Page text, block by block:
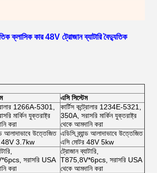
ক্লাসিক কার 48V ট্রোজান ব্যাটারি বৈদ্যুতিক
এসি সিস্টেম
1266A-5301,
মার্কিন যুক্তরাষ্ট্র
করা
কার্টিস কন্ট্রোলার 1234E-5321,
350A, সরাসরি মার্কিন যুক্তরাষ্ট্র
থেকে আমদানি করা
আলাদাভাবে উত্তেজিত
48V 3.7kw
এডিসি ব্র্যান্ড আলাদাভাবে উত্তেজিত
এসি মোটর 48V 5kw
সরাসরি USA
করা
ট্রোজান ব্যাটারি,
T875,8V*6pcs, সরাসরি USA
থেকে আমদানি করা